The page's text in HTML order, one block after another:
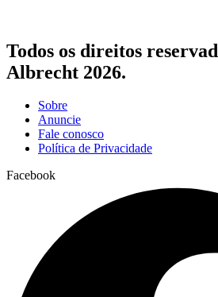
Todos os direitos
Albrecht 2026.
Sobre
Anuncie
Fale conosco
Política de Privacidade
Facebook